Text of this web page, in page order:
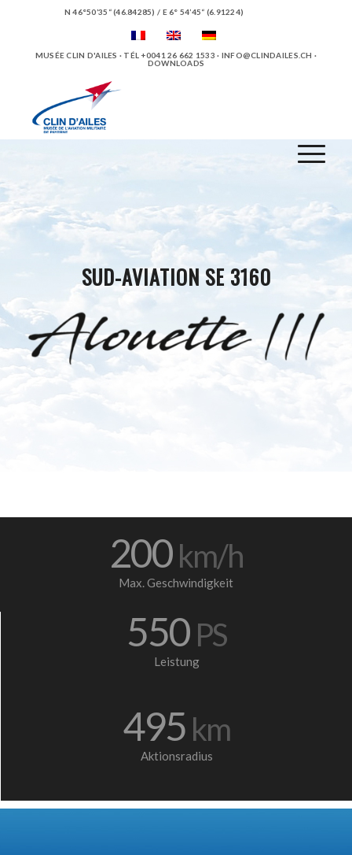
N 46°50’35“ (46.84285) / E 6° 54’45“ (6.91224)
MUSÉE CLIN D'AILES · TÉL +0041 26 662 1533 · INFO@CLINDAILES.CH ·
DOWNLOADS
SUD-AVIATION SE 3160
200km/h
Max. Geschwindigkeit
550 PS
Leistung
495 km
Aktionsradius